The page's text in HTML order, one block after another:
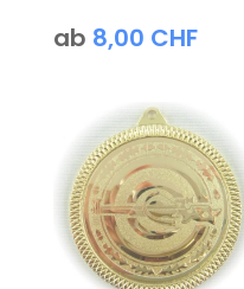
ab 8,00 CHF